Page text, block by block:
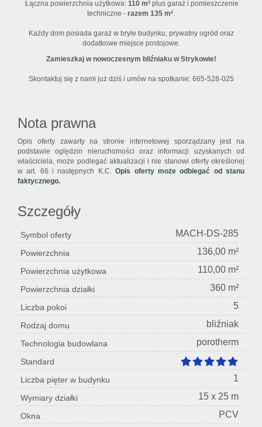
Łączna powierzchnia użytkowa: 110 m² plus garaż i pomieszczenie
techniczne - razem 135 m².
Każdy dom posiada garaż w bryle budynku, prywatny ogród oraz
dodatkowe miejsce postojowe.
Zamieszkaj w nowoczesnym bliźniaku w Strykowie!
Skontaktuj się z nami już dziś i umów na spotkanie: 665-528-025
Nota prawna
Opis oferty zawarty na stronie internetowej sporządzany jest na
podstawie oględzin nieruchomości oraz informacji uzyskanych od
właściciela, może podlegać aktualizacji i nie stanowi oferty określonej
w art. 66 i następnych K.C.Opis oferty może odbiegać od stanu
faktycznego.
Szczegóły
Symbol oferty MACH-DS-285
Powierzchnia 136,00 m²
Powierzchnia użytkowa 110,00 m²
Powierzchnia działki 360 m²
Liczba pokoi 5
Rodzaj domu bliźniak
Technologia budowlana porotherm
Standard
Liczba pięter w budynku
1
Wymiary działki 15 x 25 m
Okna PCV